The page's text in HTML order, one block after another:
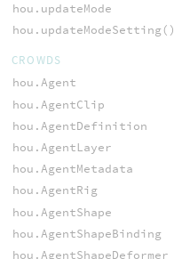
hou.updateMode
hou.updateModeSetting()
CROWDS
hou.Agent
hou.AgentClip
hou.AgentDefinition
hou.AgentLayer
hou.AgentMetadata
hou.AgentRig
hou.AgentShape
hou.AgentShapeBinding
hou.AgentShapeDeformer